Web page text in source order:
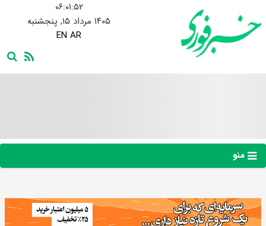
۰۶:۰۱:۵۳
۱۴۰۵ مرداد ۱۵, پنجشنبه
EN AR
منو